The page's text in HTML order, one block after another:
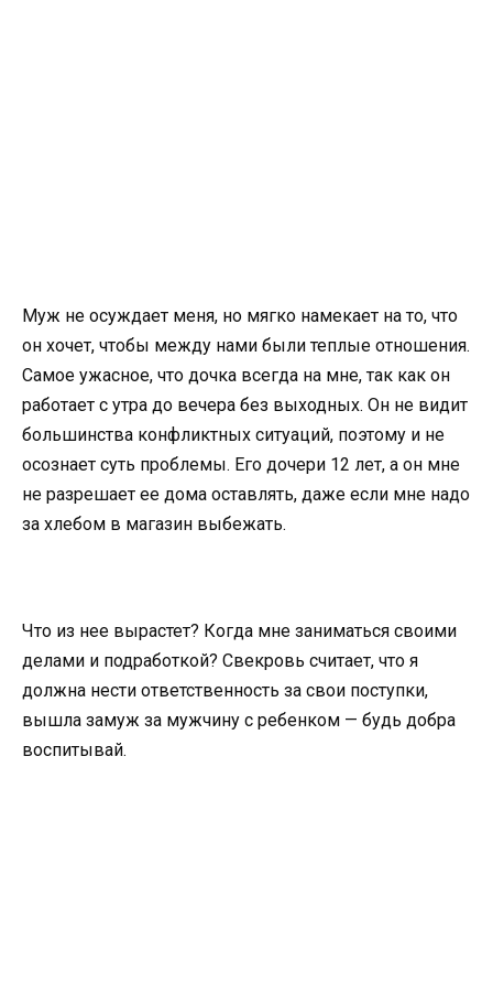
Муж не осуждает меня, но мягко намекает на то, что
он хочет, чтобы между нами были теплые отношения.
Самое ужасное, что дочка всегда на мне, так как он
работает с утра до вечера без выходных. Он не видит
большинства конфликтных ситуаций, поэтому и не
осознает суть проблемы. Его дочери 12 лет, а он мне
не разрешает ее дома оставлять, даже если мне надо
за хлебом в магазин выбежать.
Что из нее вырастет? Когда мне заниматься своими
делами и подработкой? Свекровь считает, что я
должна нести ответственность за свои поступки,
вышла замуж за мужчину с ребенком — будь добра
воспитывай.